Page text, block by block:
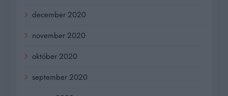
december 2020
november 2020
október 2020
september 2020